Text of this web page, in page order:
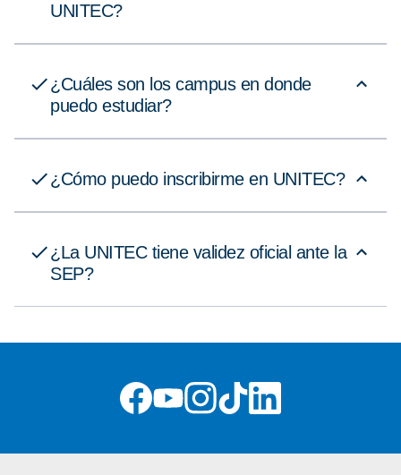
UNITEC?
¿Cuáles son los campus en donde
puedo estudiar?
¿Cómo puedo inscribirme en UNITEC?
¿La UNITEC tiene validez oficial ante la
SEP?